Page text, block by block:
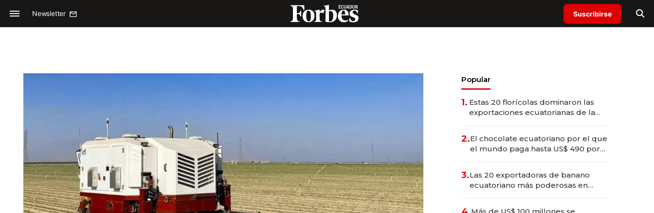
Newsletter Suscribirse
Popular
1. Estas 20 florícolas dominaron las
exportaciones ecuatorianas de la
2.El chocolate ecuatoriano por el que
el mundo paga hasta US$ 490 por
3.Las 20 exportadoras de banano
ecuatoriano más poderosas en